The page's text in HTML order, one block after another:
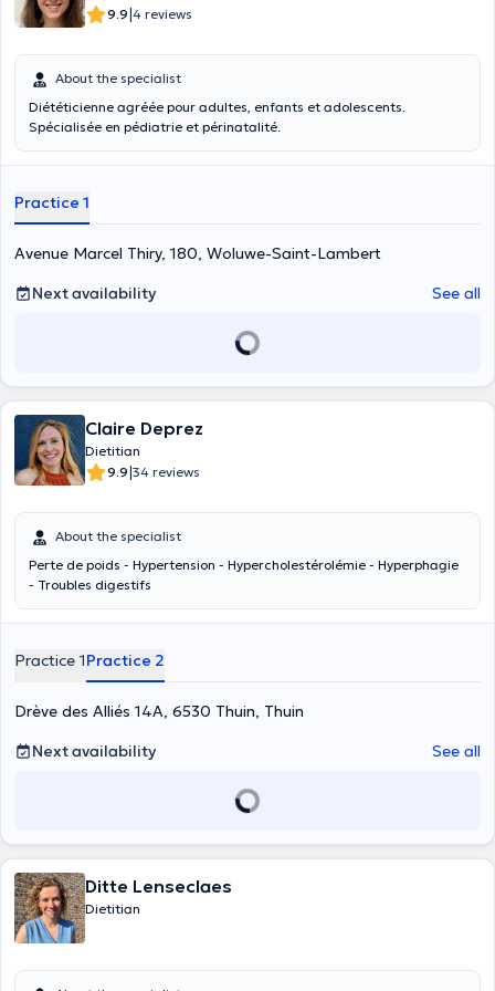
9.9|4 reviews
About the specialist
Diététicienne agréée pour adultes, enfants et adolescents.
Spécialisée en pédiatrie et périnatalité.
Practice 1
Avenue Marcel Thiry, 180, Woluwe-Saint-Lambert
Next availability
See all
Claire Deprez
Dietitian
9.9|34 reviews
About the specialist
Perte de poids - Hypertension - Hypercholestérolémie - Hyperphagie
- Troubles digestifs
Practice 1Practice 2
Drève des Alliés 14A, 6530 Thuin, Thuin
Next availability
See all
Ditte Lenseclaes
Dietitian